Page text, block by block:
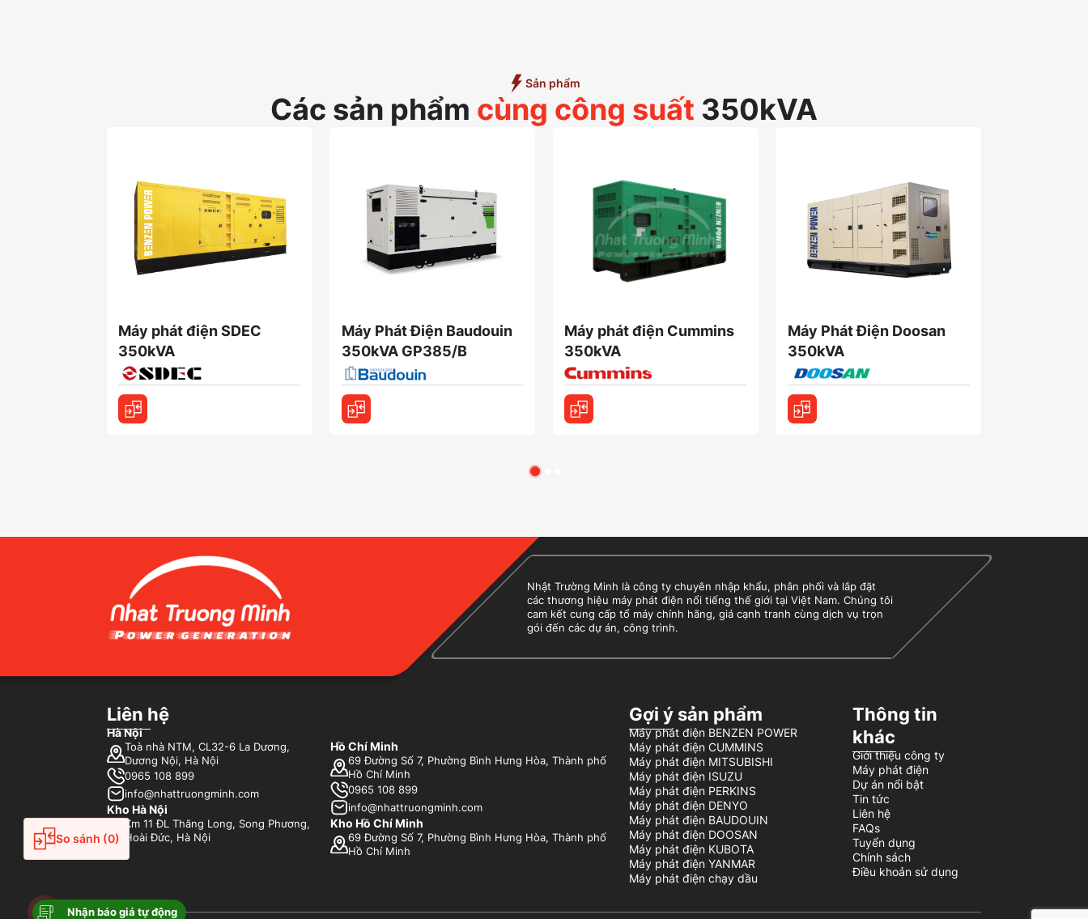
So sánh (0)
Sản phẩm
Các sản phẩm cùng công suất 350kVA
Máy phát điện SDEC
350kVA
Máy Phát Điện Baudouin
350kVA GP385/B
Máy phát điện Cummins
350kVA
Máy Phát Điện Doosan
350kVA
Nhật Trường Minh là công ty chuyên nhập khẩu, phân phối và lắp đặt
các thương hiệu máy phát điện nổi tiếng thế giới tại Việt Nam. Chúng tôi
cam kết cung cấp tổ máy chính hãng, giá cạnh tranh cùng dịch vụ trọn
gói đến các dự án, công trình.
Liên hệ
Hà Nội
Toà nhà NTM, CL32-6 La Dương,
Dương Nội, Hà Nội
0965 108 899
info@nhattruongminh.com
Kho Hà Nội
Km 11 ĐL Thăng Long, Song Phương,
Hoài Đức, Hà Nội
Hồ Chí Minh
69 Đường Số 7, Phường Bình Hưng Hòa, Thành phố
Hồ Chí Minh
0965 108 899
info@nhattruongminh.com
Kho Hồ Chí Minh
69 Đường Số 7, Phường Bình Hưng Hòa, Thành phố
Hồ Chí Minh
Gợi ý sản phẩm
Máy phát điện BENZEN POWER
Máy phát điện CUMMINS
Máy phát điện MITSUBISHI
Máy phát điện ISUZU
Máy phát điện PERKINS
Máy phát điện DENYO
Máy phát điện BAUDOUIN
Máy phát điện DOOSAN
Máy phát điện KUBOTA
Máy phát điện YANMAR
Máy phát điện chạy dầu
Thông tin
khác
Giới thiệu công ty
Máy phát điện
Dự án nổi bật
Tin tức
Liên hệ
FAQs
Tuyển dụng
Chính sách
Điều khoản sử dụng
Nhận báo giá tự động